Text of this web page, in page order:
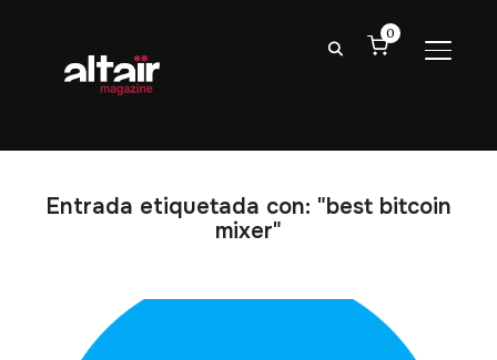
0
Entrada etiquetada con: "best bitcoin
mixer"